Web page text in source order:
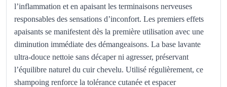
l’inflammation et en apaisant les terminaisons nerveuses
responsables des sensations d’inconfort. Les premiers effets
apaisants se manifestent dès la première utilisation avec une
diminution immédiate des démangeaisons. La base lavante
ultra-douce nettoie sans décaper ni agresser, préservant
l’équilibre naturel du cuir chevelu. Utilisé régulièrement, ce
shampoing renforce la tolérance cutanée et espacer